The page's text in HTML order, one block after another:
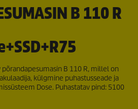
B 110 R
B 110 R, millel on
külgmine puhastusseade ja
Dose. Puhastatav pind: 5100